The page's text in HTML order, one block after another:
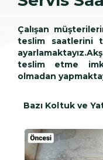
Çalışan
teslim saatlerini
teslim etme
olmadan
Bazı Koltuk ve